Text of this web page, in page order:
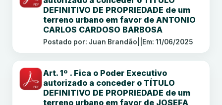
DEFINITIVO DE PROPRIEDADE de um
terreno urbano em favor de ANTONIO
CARLOS CARDOSO BARBOSA
Postado por: Juan Brandão Em: 11/06/2025
Art. 1º . Fica o Poder Executivo
autorizado a conceder o TÍTULO
DEFINITIVO DE PROPRIEDADE de um
terreno urbano em favor de JOSEFA